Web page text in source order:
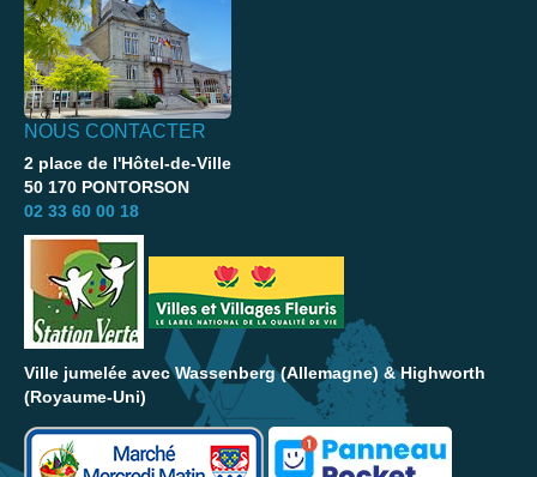
NOUS CONTACTER
2 place de l'Hôtel-de-Ville
50 170 PONTORSON
02 33 60 00 18
Ville jumelée avec Wassenberg (Allemagne) & Highworth
(Royaume-Uni)